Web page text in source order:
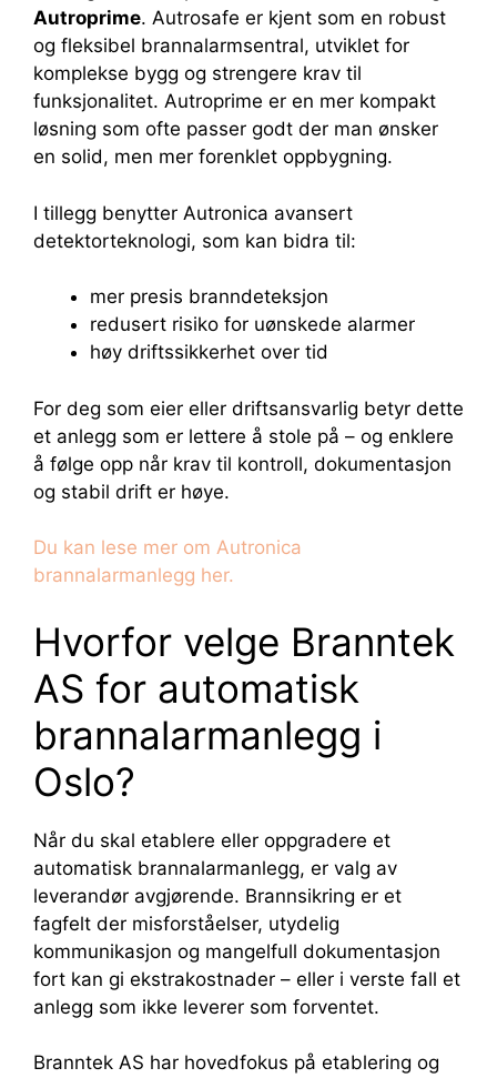
Autroprime. Autrosafe er kjent som en robust
og fleksibel brannalarmsentral, utviklet for
komplekse bygg og strengere krav til
funksjonalitet. Autroprime er en mer kompakt
løsning som ofte passer godt der man ønsker
en solid, men mer forenklet oppbygning.
I tillegg benytter Autronica avansert
detektorteknologi, som kan bidra til:
mer presis branndeteksjon
redusert risiko for uønskede alarmer
høy driftssikkerhet over tid
For deg som eier eller driftsansvarlig betyr dette
et anlegg som er lettere å stole på – og enklere
å følge opp når krav til kontroll, dokumentasjon
og stabil drift er høye.
Du kan lese mer om Autronica
brannalarmanlegg her.
Hvorfor velge Branntek
AS for automatisk
brannalarmanlegg i
Oslo?
Når du skal etablere eller oppgradere et
automatisk brannalarmanlegg, er valg av
leverandør avgjørende. Brannsikring er et
fagfelt der misforståelser, utydelig
kommunikasjon og mangelfull dokumentasjon
fort kan gi ekstrakostnader – eller i verste fall et
anlegg som ikke leverer som forventet.
Branntek AS har hovedfokus på etablering og